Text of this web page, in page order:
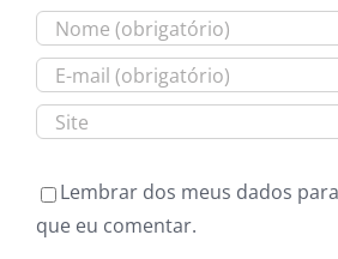
Lembrar dos meus dados
que eu comentar.